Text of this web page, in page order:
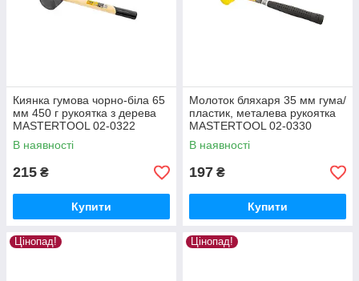
Киянка гумова чорно-біла 65
мм 450 г рукоятка з дерева
MASTERTOOL 02-0322
В наявності
215 ₴
Купити
Молоток бляхаря 35 мм гума/
пластик, металева рукоятка
MASTERTOOL 02-0330
В наявності
197 ₴
Купити
Цінопад! Цінопад!